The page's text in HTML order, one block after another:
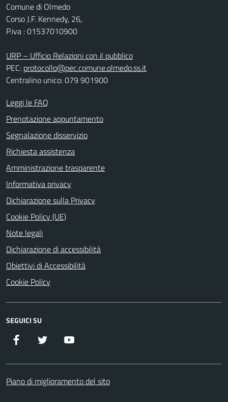
Comune di Olmedo
Corso J.F. Kennedy, 26,
P.iva : 01537010900
URP – Ufficio Relazioni con il pubblico
PEC: protocollo@pec.comune.olmedo.ss.it
Centralino unico: 079 901900
Leggi le FAQ
Prenotazione appuntamento
Segnalazione disservizio
Richiesta assistenza
Amministrazione trasparente
Informativa privacy
Dichiarazione sulla Privacy
Cookie Policy (UE)
Note legali
Dichiarazione di accessibilità
Obiettivi di Accessibilità
Cookie Policy
SEGUICI SU
Facebook Twitter
Piano di miglioramento del sito